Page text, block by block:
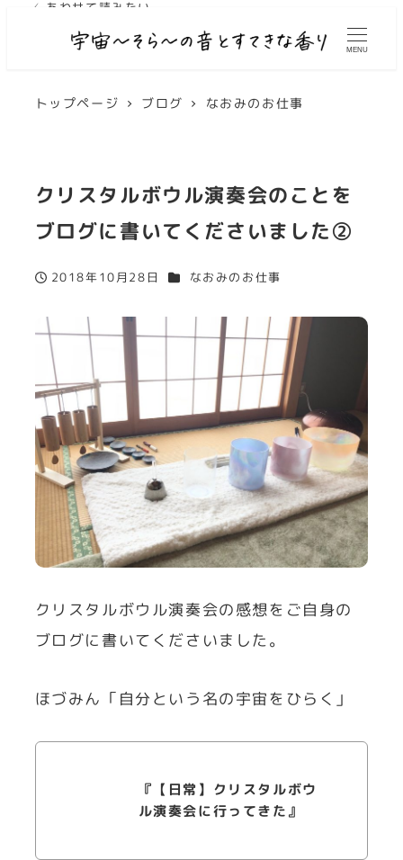
MENU
トップページ ブログ なおみのお仕事
クリスタルボウル演奏会のことを
ブログに書いてくださいました②
投稿日
2018年10月28日 カテゴリー
なおみのお仕事
クリスタルボウル演奏会の感想をご自身の
ブログに書いてくださいました。
ほづみん「自分という名の宇宙をひらく」
✓ あわせて読みたい
『【日常】クリスタルボウ
ル演奏会に行ってきた』
✓ あわせて読みたい